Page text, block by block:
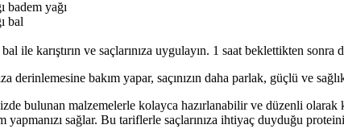
badem yağı
bal
ile karıştırın ve saçlarınıza uygulayın. 1 saat beklettikten sonra
derinlemesine bakım yapar, saçınızın daha parlak, güçlü ve
bulunan malzemelerle kolayca hazırlanabilir ve düzenli olarak
yapmanızı sağlar. Bu tariflerle saçlarınıza ihtiyaç duyduğu